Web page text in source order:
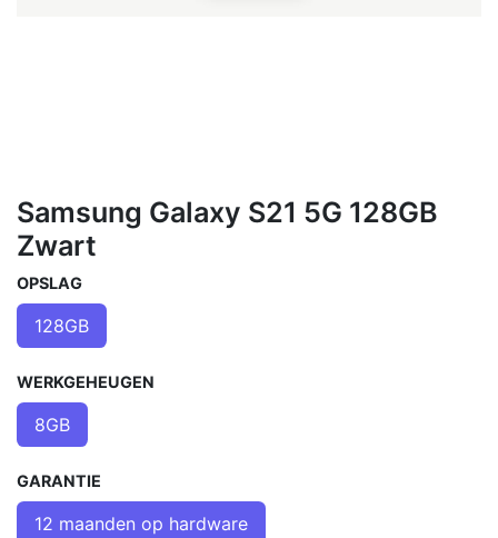
Samsung Galaxy S21 5G 128GB
Zwart
OPSLAG
128GB
WERKGEHEUGEN
8GB
GARANTIE
12 maanden op hardware